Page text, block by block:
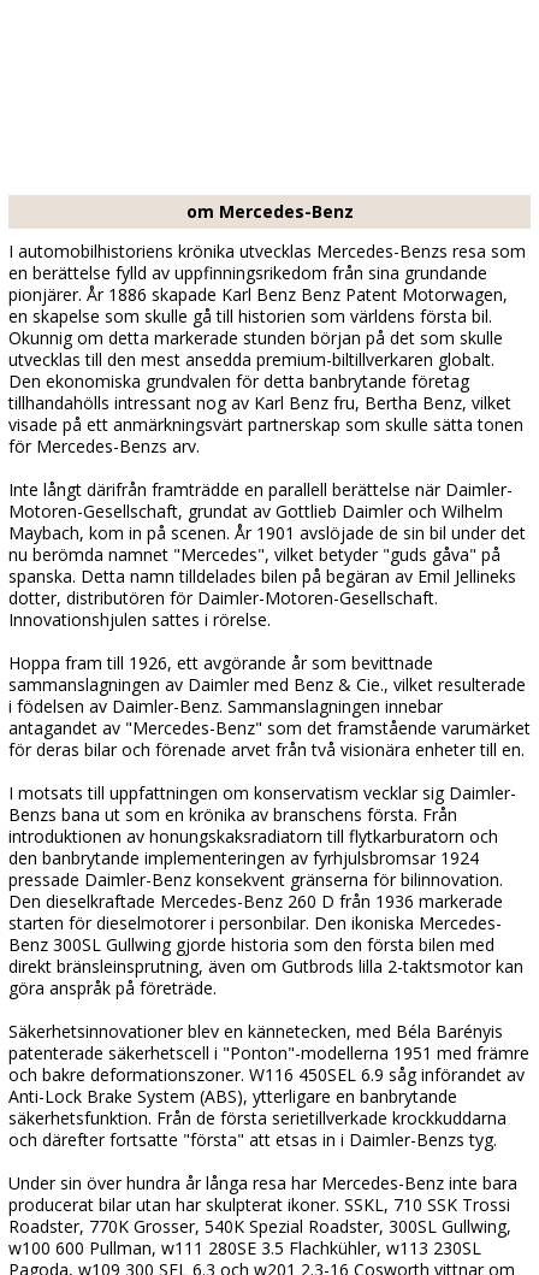
om Mercedes-Benz
I automobilhistoriens krönika utvecklas Mercedes-Benzs resa som
en berättelse fylld av uppfinningsrikedom från sina grundande
pionjärer. År 1886 skapade Karl Benz Benz Patent Motorwagen,
en skapelse som skulle gå till historien som världens första bil.
Okunnig om detta markerade stunden början på det som skulle
utvecklas till den mest ansedda premium-biltillverkaren globalt.
Den ekonomiska grundvalen för detta banbrytande företag
tillhandahölls intressant nog av Karl Benz fru, Bertha Benz, vilket
visade på ett anmärkningsvärt partnerskap som skulle sätta tonen
för Mercedes-Benzs arv.
Inte långt därifrån framträdde en parallell berättelse när Daimler-
Motoren-Gesellschaft, grundat av Gottlieb Daimler och Wilhelm
Maybach, kom in på scenen. År 1901 avslöjade de sin bil under det
nu berömda namnet "Mercedes", vilket betyder "guds gåva" på
spanska. Detta namn tilldelades bilen på begäran av Emil Jellineks
dotter, distributören för Daimler-Motoren-Gesellschaft.
Innovationshjulen sattes i rörelse.
Hoppa fram till 1926, ett avgörande år som bevittnade
sammanslagningen av Daimler med Benz & Cie., vilket resulterade
i födelsen av Daimler-Benz. Sammanslagningen innebar
antagandet av "Mercedes-Benz" som det framstående varumärket
för deras bilar och förenade arvet från två visionära enheter till en.
I motsats till uppfattningen om konservatism vecklar sig Daimler-
Benzs bana ut som en krönika av branschens första. Från
introduktionen av honungskaksradiatorn till flytkarburatorn och
den banbrytande implementeringen av fyrhjulsbromsar 1924
pressade Daimler-Benz konsekvent gränserna för bilinnovation.
Den dieselkraftade Mercedes-Benz 260 D från 1936 markerade
starten för dieselmotorer i personbilar. Den ikoniska Mercedes-
Benz 300SL Gullwing gjorde historia som den första bilen med
direkt bränsleinsprutning, även om Gutbrods lilla 2-taktsmotor kan
göra anspråk på företräde.
Säkerhetsinnovationer blev en kännetecken, med Béla Barényis
patenterade säkerhetscell i "Ponton"-modellerna 1951 med främre
och bakre deformationszoner. W116 450SEL 6.9 såg införandet av
Anti-Lock Brake System (ABS), ytterligare en banbrytande
säkerhetsfunktion. Från de första serietillverkade krockkuddarna
och därefter fortsatte "första" att etsas in i Daimler-Benzs tyg.
Under sin över hundra år långa resa har Mercedes-Benz inte bara
producerat bilar utan har skulpterat ikoner. SSKL, 710 SSK Trossi
Roadster, 770K Grosser, 540K Spezial Roadster, 300SL Gullwing,
w100 600 Pullman, w111 280SE 3.5 Flachkühler, w113 230SL
Pagoda, w109 300 SEL 6.3 och w201 2.3-16 Cosworth vittnar om